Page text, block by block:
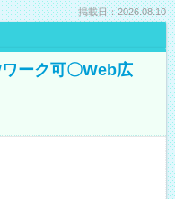
掲載日：2026.08.10
ーク可〇Web広